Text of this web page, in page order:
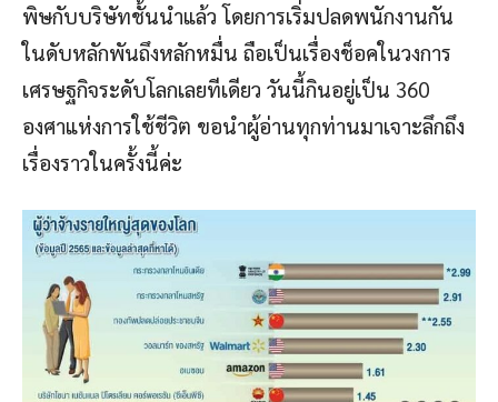
พิษกับบริษัทชั้นนำแล้ว โดยการเริ่มปลดพนักงานกัน
ในดับหลักพันถึงหลักหมื่น ถือเป็นเรื่องช็อคในวงการ
เศรษฐกิจระดับโลกเลยทีเดียว วันนี้กินอยู่เป็น 360
องศาแห่งการใช้ชีวิต ขอนำผู้อ่านทุกท่านมาเจาะลึกถึง
เรื่องราวในครั้งนี้ค่ะ